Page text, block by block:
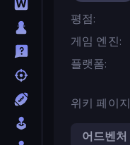
평점
게임 엔진
플랫폼
위키 페이지
어드벤처